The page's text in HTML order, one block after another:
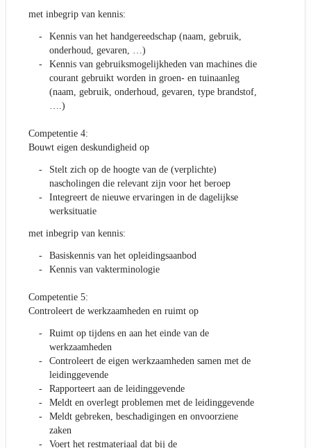
met inbegrip van kennis:
Kennis van het handgereedschap (naam, gebruik,
onderhoud, gevaren, …)
Kennis van gebruiksmogelijkheden van machines die
courant gebruikt worden in groen- en tuinaanleg
(naam, gebruik, onderhoud, gevaren, type brandstof,
….)
Competentie 4:
Bouwt eigen deskundigheid op
Stelt zich op de hoogte van de (verplichte)
nascholingen die relevant zijn voor het beroep
Integreert de nieuwe ervaringen in de dagelijkse
werksituatie
met inbegrip van kennis:
Basiskennis van het opleidingsaanbod
Kennis van vakterminologie
Competentie 5:
Controleert de werkzaamheden en ruimt op
Ruimt op tijdens en aan het einde van de
werkzaamheden
Controleert de eigen werkzaamheden samen met de
leidinggevende
Rapporteert aan de leidinggevende
Meldt en overlegt problemen met de leidinggevende
Meldt gebreken, beschadigingen en onvoorziene
zaken
Voert het restmateriaal dat bij de